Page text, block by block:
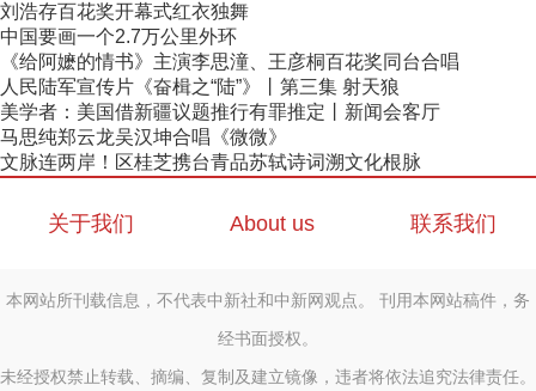
刘浩存百花奖开幕式红衣独舞
中国要画一个2.7万公里外环
《给阿嬷的情书》主演李思潼、王彦桐百花奖同台合唱
人民陆军宣传片《奋楫之“陆”》丨第三集 射天狼
美学者：美国借新疆议题推行有罪推定丨新闻会客厅
马思纯郑云龙吴汉坤合唱《微微》
文脉连两岸！区桂芝携台青品苏轼诗词溯文化根脉
关于我们 About us 联系我们
本网站所刊载信息，不代表中新社和中新网观点。 刊用本网站稿件，务
经书面授权。
未经授权禁止转载、摘编、复制及建立镜像，违者将依法追究法律责任。